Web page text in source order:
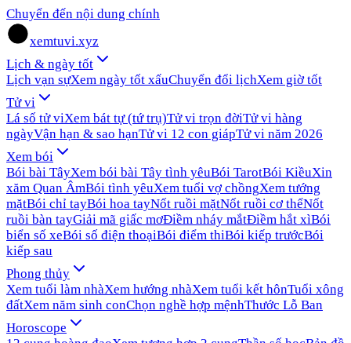
Chuyển đến nội dung chính
xemtuvi.xyz
Lịch & ngày tốt
Lịch vạn sựXem ngày tốt xấuChuyển đổi lịchXem giờ tốt
Tử vi
Lá số tử viXem bát tự (tứ trụ)Tử vi trọn đờiTử vi hàng
ngàyVận hạn & sao hạnTử vi 12 con giápTử vi năm 2026
Xem bói
Bói bài TâyXem bói bài Tây tình yêuBói TarotBói KiềuXin
xăm Quan ÂmBói tình yêuXem tuổi vợ chồngXem tướng
mặtBói chỉ tayBói hoa tayNốt ruồi mặtNốt ruồi cơ thểNốt
ruồi bàn tayGiải mã giấc mơĐiềm nháy mắtĐiềm hắt xìBói
biển số xeBói số điện thoạiBói điểm thiBói kiếp trướcBói
kiếp sau
Phong thủy
Xem tuổi làm nhàXem hướng nhàXem tuổi kết hônTuổi xông
đấtXem năm sinh conChọn nghề hợp mệnhThước Lỗ Ban
Horoscope